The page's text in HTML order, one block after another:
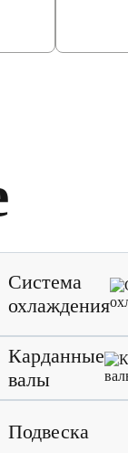
Система
охлаждения
Карданные
валы
Подвеска